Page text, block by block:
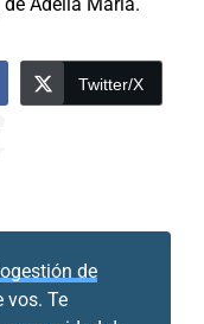
Adelia María.
Twitter/X
de
vos. Te